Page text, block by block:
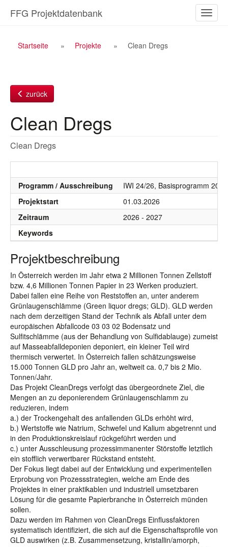
Inhalt
ein-/
FFG Projektdatenbank
Breadcrumb
Startseite Projekte Clean Dregs
zurück
Clean Dregs
Clean Dregs
Programm / Ausschreibung
IWI 24/26, Basisprogramm
Projektstart
01.03.2026
Zeitraum
2026 - 2027
Keywords
Projektbeschreibung
In Österreich werden im Jahr etwa 2 Millionen Tonnen Zellstoff
bzw. 4,6 Millionen Tonnen Papier in 23 Werken produziert.
Dabei fallen eine Reihe von Reststoffen an, unter anderem
Grünlaugenschlämme (Green liquor dregs; GLD). GLD werden
nach dem derzeitigen Stand der Technik als Abfall unter dem
europäischen Abfallcode 03 03 02 Bodensatz und
Sulfitschlämme (aus der Behandlung von Sulfidablauge) zumeist
auf Masseabfalldeponien deponiert, ein kleiner Teil wird
thermisch verwertet. In Österreich fallen schätzungsweise
15.000 Tonnen GLD pro Jahr an, weltweit ca. 0,7 bis 2 Mio.
Tonnen/Jahr.
Das Projekt CleanDregs verfolgt das übergeordnete Ziel, die
Mengen an zu deponierendem Grünlaugenschlamm zu
reduzieren, indem
a.) der Trockengehalt des anfallenden GLDs erhöht wird,
b.) Wertstoffe wie Natrium, Schwefel und Kalium abgetrennt und
in den Produktionskreislauf rückgeführt werden und
c.) unter Ausschleusung prozessimmanenter Störstoffe letztlich
ein stofflich verwertbarer Rückstand entsteht.
Der Fokus liegt dabei auf der Entwicklung und experimentellen
Erprobung von Prozessstrategien, welche am Ende des
Projektes in einer praktikablen und industriell umsetzbaren
Lösung für die gesamte Papierbranche in Österreich münden
sollen.
Dazu werden im Rahmen von CleanDregs Einflussfaktoren
systematisch identifiziert, die sich auf die Eigenschaftsprofile von
GLD auswirken (z.B. Zusammensetzung, kristallin/amorph,